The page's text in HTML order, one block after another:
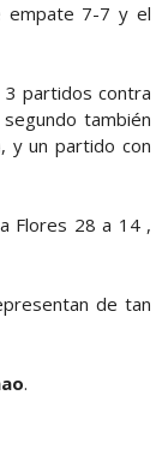
empate 7-7 y el
3 partidos contra
también
y un partido con
Flores 28 a 14 ,
de tan
.